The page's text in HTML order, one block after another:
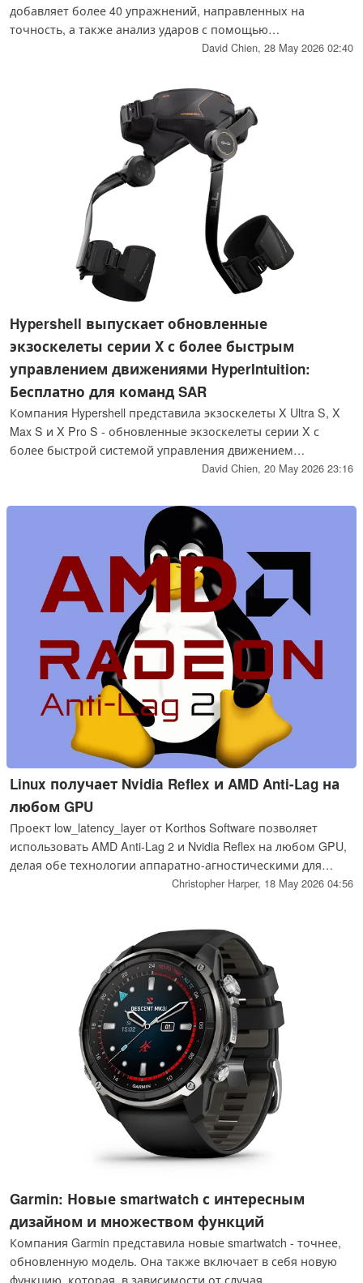
добавляет более 40 упражнений, направленных на
точность, а также анализ ударов с помощью
искусственного интеллекта и тренерскую работу, чтобы
David Chien, 28 May 2026 02:40
Hypershell выпускает обновленные
экзоскелеты серии X с более быстрым
управлением движениями HyperIntuition:
Бесплатно для команд SAR
Компания Hypershell представила экзоскелеты X Ultra S, X
Max S и X Pro S - обновленные экзоскелеты серии X с
более быстрой системой управления движением
HyperIntuition, обеспечивающей до 1000 Вт мощности при
командам поисково-спасательных служб (SAR) по всему
миру в рамках программы Hyperlift.
David Chien, 20 May 2026 23:16
Linux получает Nvidia Reflex и AMD Anti-Lag на
любом GPU
Проект low_latency_layer от Korthos Software позволяет
использовать AMD Anti-Lag 2 и Nvidia Reflex на любом GPU,
делая обе технологии аппаратно-агностическими для
Christopher Harper, 18 May 2026 04:56
Garmin: Новые smartwatch с интересным
дизайном и множеством функций
Компания Garmin представила новые smartwatch - точнее,
обновленную модель. Она также включает в себя новую
функцию, которая, в зависимости от случая